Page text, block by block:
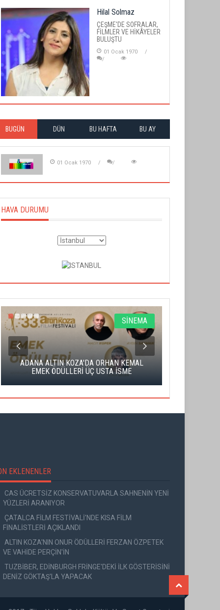
Hilal Solmaz
ÇEŞME'DE SOFRALAR,
FİLMLER VE HİKÂYELER
BULUŞTU
01 Ocak 1970
BUGÜN DÜN BU HAFTA BU AY
01 Ocak 1970
HAVA DURUMU
SİNEMA
ADANA ALTIN KOZA'DA ORHAN KEMAL
EMEK ÖDÜLLERİ ÜÇ USTA İSME
EKLENENLER
CAS ÜCRETSİZ KONSERVATUVARLA SAHNENİN YENİ
YÜZLERİ ARANIYOR
ÇATALCA FİLM FESTİVALİ'NDE KISA FİLM
FİNALİSTLERİ AÇIKLANDI
ALTIN KOZA'NIN ONUR ÖDÜLLERİ FERZAN ÖZPETEK
VE VAHİDE PERÇİN'İN
TUZBİBER, EDİNBURGH FRİNGE'DEKİ İLK GÖSTERİSİNİ
DENİZ GÖKTAŞ'LA YAPACAK